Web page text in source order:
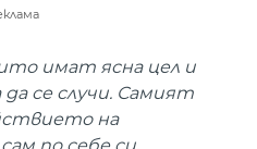
имат ясна цел и
се случи. Самият
на
по себе си.